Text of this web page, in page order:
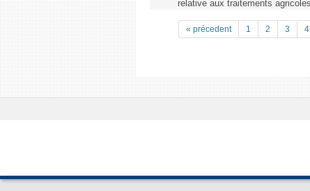
relative aux traitements agricoles
« précedent 1 2 3 4